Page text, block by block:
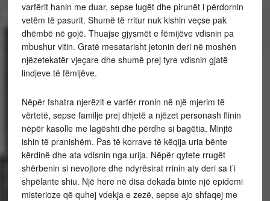
varfërit hanin me duar, sepse lugët dhe pirunët i përdornin
vetëm të pasurit. Shumë të rritur nuk kishin veçse pak
dhëmbë në gojë. Thuajse gjysmët e fëmijëve vdisnin pa
mbushur vitin. Gratë mesatarisht jetonin deri në moshën
njëzetekatër vjeçare dhe shumë prej tyre vdisnin gjatë
lindjeve të fëmijëve.
Nëpër fshatra njerëzit e varfër rronin në një mjerim të
vërtetë, sepse familje prej dhjetë a njëzet personash flinin
nëpër kasolle me lagështi dhe përdhe si bagëtia. Minjtë
ishin të pranishëm. Pas të korrave të këqija uria bënte
kërdinë dhe ata vdisnin nga urija. Nëpër qytete rrugët
shërbenin si nevojtore dhe ndyrësirat rrinin aty deri sa t’i
shpëlante shiu. Një here në disa dekada binte një epidemi
misterioze që quhej vdekja e zezë, sepse ajo shfaqej me